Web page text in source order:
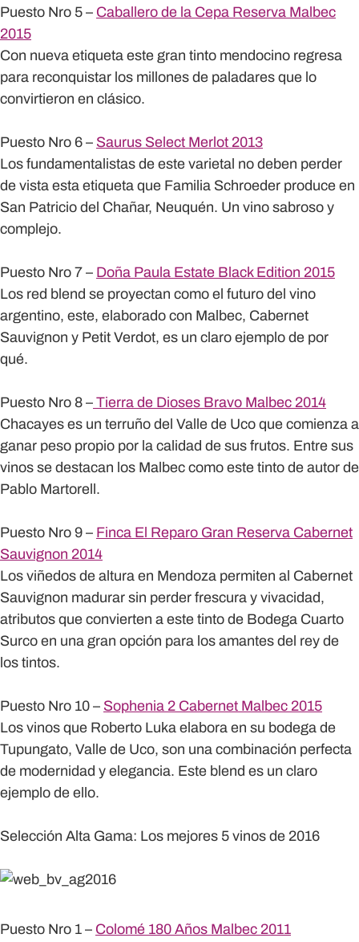
Puesto Nro 5 – Caballero de la Cepa Reserva Malbec
2015
Con nueva etiqueta este gran tinto mendocino regresa
para reconquistar los millones de paladares que lo
convirtieron en clásico.
Puesto Nro 6 – Saurus Select Merlot 2013
Los fundamentalistas de este varietal no deben perder
de vista esta etiqueta que Familia Schroeder produce en
San Patricio del Chañar, Neuquén. Un vino sabroso y
complejo.
Puesto Nro 7 – Doña Paula Estate Black Edition 2015
Los red blend se proyectan como el futuro del vino
argentino, este, elaborado con Malbec, Cabernet
Sauvignon y Petit Verdot, es un claro ejemplo de por
qué.
Puesto Nro 8 – Tierra de Dioses Bravo Malbec 2014
Chacayes es un terruño del Valle de Uco que comienza a
ganar peso propio por la calidad de sus frutos. Entre sus
vinos se destacan los Malbec como este tinto de autor de
Pablo Martorell.
Puesto Nro 9 – Finca El Reparo Gran Reserva Cabernet
Sauvignon 2014
Los viñedos de altura en Mendoza permiten al Cabernet
Sauvignon madurar sin perder frescura y vivacidad,
atributos que convierten a este tinto de Bodega Cuarto
Surco en una gran opción para los amantes del rey de
los tintos.
Puesto Nro 10 – Sophenia 2 Cabernet Malbec 2015
Los vinos que Roberto Luka elabora en su bodega de
Tupungato, Valle de Uco, son una combinación perfecta
de modernidad y elegancia. Este blend es un claro
ejemplo de ello.
Selección Alta Gama: Los mejores 5 vinos de 2016
Puesto Nro 1 – Colomé 180 Años Malbec 2011